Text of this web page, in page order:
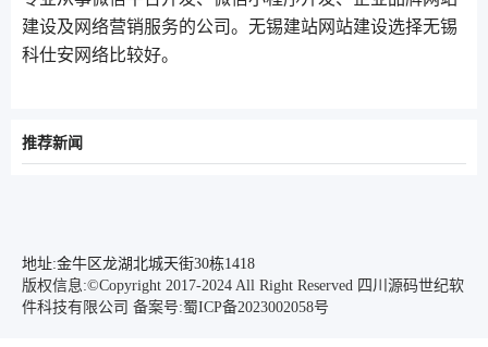
建设及网络营销服务的公司。无锡建站网站建设选择无锡
科仕安网络比较好。
推荐新闻
地址:金牛区龙湖北城天街30栋1418
版权信息:©Copyright 2017-2024 All Right Reserved 四川源码世纪软
件科技有限公司 备案号:蜀ICP备2023002058号